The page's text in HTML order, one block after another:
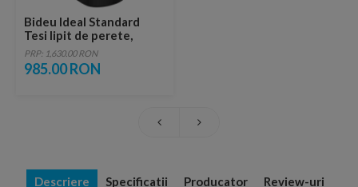
Bideu Ideal Standard
Tesi lipit de perete,
culoare negru mat
PRP: 1,630.00 RON
985.00 RON
Descriere Specificatii Producator Review-uri